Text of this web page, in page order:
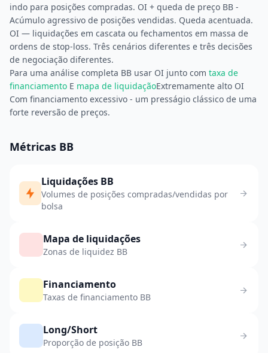
indo para posições compradas. OI + queda de preço BB -
Acúmulo agressivo de posições vendidas. Queda acentuada.
OI — liquidações em cascata ou fechamentos em massa de
ordens de stop-loss. Três cenários diferentes e três decisões
de negociação diferentes.
Para uma análise completa BB usar OI junto com taxa de
financiamento E mapa de liquidaçãoExtremamente alto OI
Com financiamento excessivo - um presságio clássico de uma
forte reversão de preços.
Métricas BB
Liquidações BB
Volumes de posições compradas/vendidas por
bolsa
Mapa de liquidações
Zonas de liquidez BB
Financiamento
Taxas de financiamento BB
Long/Short
Proporção de posição BB